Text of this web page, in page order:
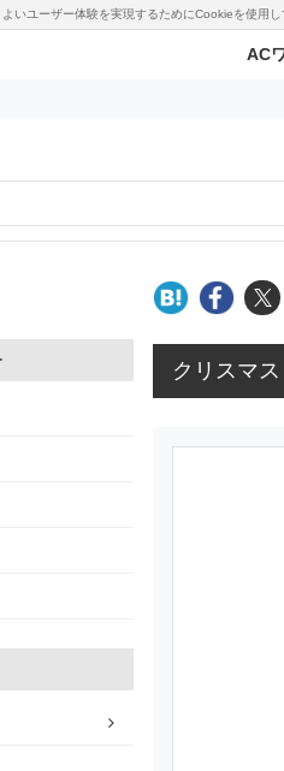
いユーザー体験を実現するためにCookieを使用
AC
クリスマ